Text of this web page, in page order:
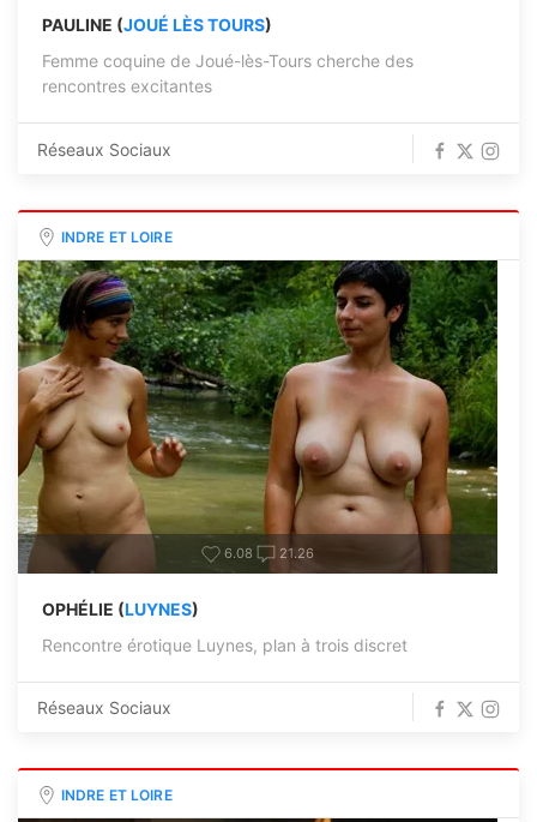
PAULINE (JOUÉ LÈS TOURS)
Femme coquine de Joué-lès-Tours cherche des
rencontres excitantes
Réseaux Sociaux
INDRE ET LOIRE
6.08 21.26
OPHÉLIE (LUYNES)
Rencontre érotique Luynes, plan à trois discret
Réseaux Sociaux
INDRE ET LOIRE